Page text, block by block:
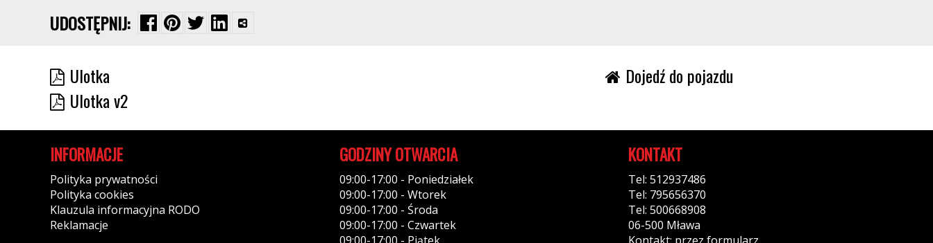
UDOSTĘPNIJ:
Ulotka
Ulotka v2
Dojedź do pojazdu
INFORMACJE
Polityka prywatności
Polityka cookies
Klauzula informacyjna RODO
Reklamacje
GODZINY OTWARCIA
09:00-17:00 - Poniedziałek
09:00-17:00 - Wtorek
09:00-17:00 - Środa
09:00-17:00 - Czwartek
KONTAKT
Tel: 512937486
Tel: 795656370
Tel: 500668908
06-500 Mława